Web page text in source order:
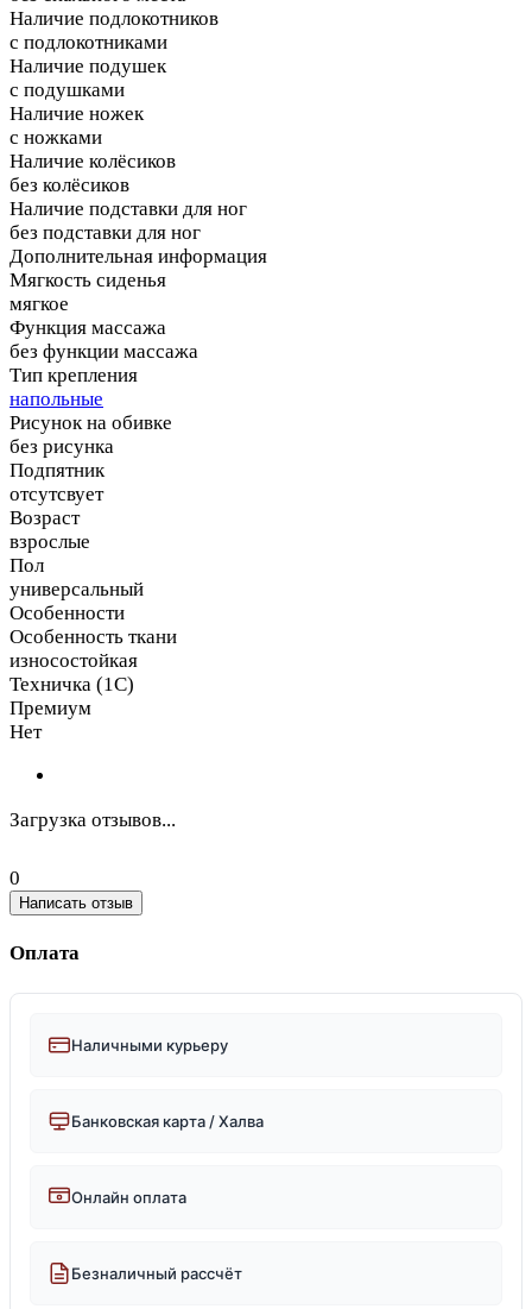
Наличие подлокотников
с подлокотниками
Наличие подушек
с подушками
Наличие ножек
с ножками
Наличие колёсиков
без колёсиков
Наличие подставки для ног
без подставки для ног
Дополнительная информация
Мягкость сиденья
мягкое
Функция массажа
без функции массажа
Тип крепления
напольные
Рисунок на обивке
без рисунка
Подпятник
отсутсвует
Возраст
взрослые
Пол
универсальный
Особенности
Особенность ткани
износостойкая
Техничка (1С)
Премиум
Нет
Загрузка отзывов...
0
Написать отзыв
Оплата
Наличными курьеру
Банковская карта / Халва
Онлайн оплата
Безналичный рассчёт